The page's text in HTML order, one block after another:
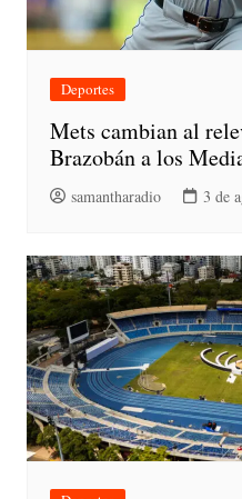
Deportes
Mets cambian al
Brazobán a los
samantharadio 3 de